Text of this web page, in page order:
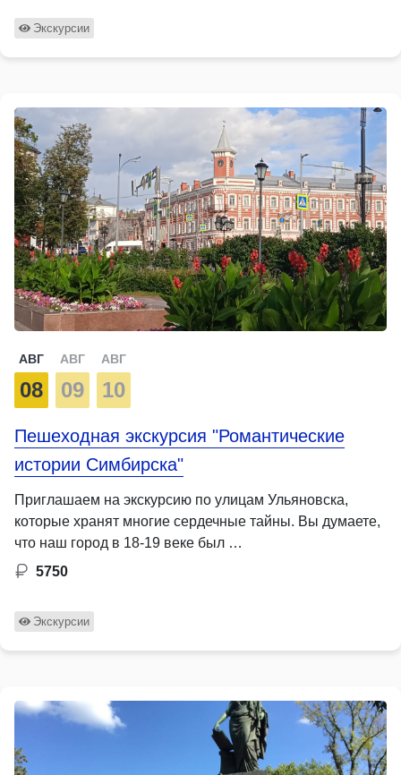
Экскурсии
АВГ
08
АВГ
09
АВГ
10
Пешеходная экскурсия "Романтические
истории Симбирска"
Приглашаем на экскурсию по улицам Ульяновска,
которые хранят многие сердечные тайны. Вы думаете,
что наш город в 18-19 веке был …
5750
Экскурсии